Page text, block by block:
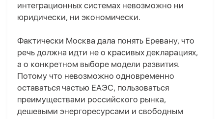
интеграционных системах невозможно ни
юридически, ни экономически.
Фактически Москва дала понять Еревану, что
речь должна идти не о красивых декларациях,
а о конкретном выборе модели развития.
Потому что невозможно одновременно
оставаться частью ЕАЭС, пользоваться
преимуществами российского рынка,
дешевыми энергоресурсами и свободным